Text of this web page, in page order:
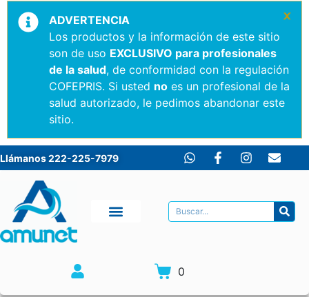
ADVERTENCIA
Los productos y la información de este sitio
son de uso EXCLUSIVO para profesionales
de la salud, de conformidad con la regulación
COFEPRIS. Si usted no es un profesional de la
salud autorizado, le pedimos abandonar este
sitio.
×
Llámanos 222-225-7979
0